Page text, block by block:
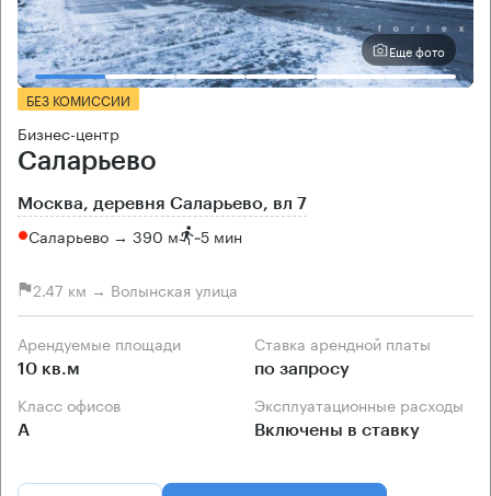
Еще фото
БЕЗ КОМИССИИ
Бизнес-центр
Саларьево
Москва, деревня Саларьево, вл 7
Саларьево → 390 м ~5 мин
2.47 км → Волынская улица
Арендуемые площади
10 кв.м
Ставка арендной платы
по запросу
Класс офисов
А
Эксплуатационные расходы
Включены в ставку